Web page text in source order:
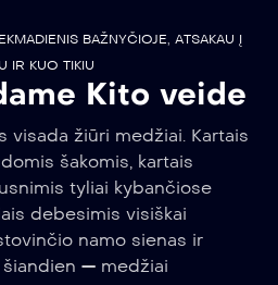
BAŽNYČIOJE, ATSAKAU Į
IR KUO TIKIU
Kito veide
visada žiūri medžiai. Kartais
šakomis, kartais
tyliai kybančiose
debesimis visiškai
namo sienas ir
— medžiai